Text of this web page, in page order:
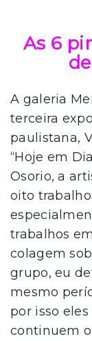
As 6
A galeria
terceira
paulistana,
“Hoje em
Osorio, a
oito
trabalhos
colagem
grupo, eu
mesmo
por isso
continuem